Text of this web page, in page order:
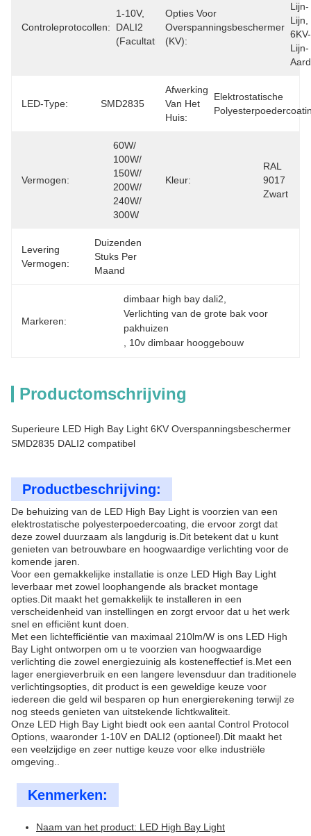
Controleprotocollen:
1-10V,
DALI2
(facultatief)
Opties Voor
Overspanningsbeschermer
(kV):
Lijn-
Lijn,
6KV-
Lijn-
LED-Type: SMD2835
Afwerking
Van Het
Huis:
Elektrostatische
Vermogen:
60W/
100W/
150W/
200W/
240W/
300W
Kleur:
RAL
9017
Zwart
Levering
Vermogen:
Duizenden
Stuks Per
Maand
Markeren:
dimbaar high bay dali2
Verlichting van de grote bak voor
pakhuizen
10v dimbaar hooggebouw
Productomschrijving
Superieure LED High Bay Light 6KV Overspanningsbeschermer
SMD2835 DALI2 compatibel
Productbeschrijving:
De behuizing van de LED High Bay Light is voorzien van een
elektrostatische polyesterpoedercoating, die ervoor zorgt dat
deze zowel duurzaam als langdurig is.Dit betekent dat u kunt
genieten van betrouwbare en hoogwaardige verlichting voor de
komende jaren.
Voor een gemakkelijke installatie is onze LED High Bay Light
leverbaar met zowel loophangende als bracket montage
opties.Dit maakt het gemakkelijk te installeren in een
verscheidenheid van instellingen en zorgt ervoor dat u het werk
snel en efficiënt kunt doen.
Met een lichtefficiëntie van maximaal 210lm/W is ons LED High
Bay Light ontworpen om u te voorzien van hoogwaardige
verlichting die zowel energiezuinig als kosteneffectief is.Met een
lager energieverbruik en een langere levensduur dan traditionele
verlichtingsopties, dit product is een geweldige keuze voor
iedereen die geld wil besparen op hun energierekening terwijl ze
nog steeds genieten van uitstekende lichtkwaliteit.
Onze LED High Bay Light biedt ook een aantal Control Protocol
Options, waaronder 1-10V en DALI2 (optioneel).Dit maakt het
een veelzijdige en zeer nuttige keuze voor elke industriële
omgeving..
Kenmerken:
Naam van het product: LED High Bay Light